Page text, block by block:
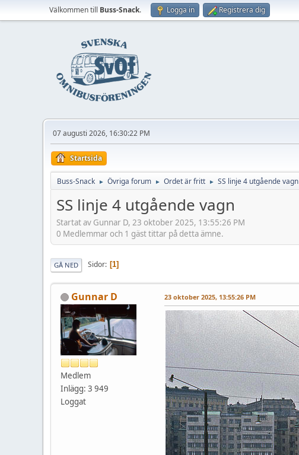
Välkommen till Buss-Snack. Logga in Registrera dig
07 augusti 2026, 16:30:22 PM
Startsida
Buss-Snack ► Övriga forum ► Ordet är fritt ► SS linje 4 utgående vagn
SS linje 4 utgående vagn
Startat av Gunnar D, 23 oktober 2025, 13:55:26 PM
0 Medlemmar och 1 gäst tittar på detta ämne.
GÅ NED Sidor 1
Gunnar D
Medlem
Inlägg: 3 949
Loggat
23 oktober 2025, 13:55:26 PM